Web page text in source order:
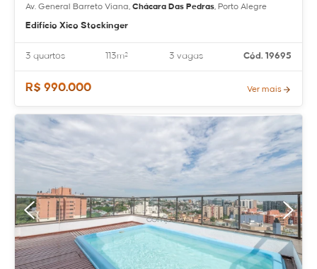
Av. General Barreto Viana, Chácara Das Pedras, Porto Alegre
Edifício Xico Stockinger
3 quartos 113m² 3 vagas Cód. 19695
R$ 990.000 Ver mais